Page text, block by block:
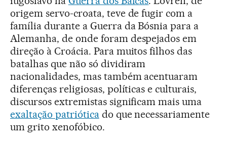
origem servo-croata, teve de fugir com a
família durante a Guerra da Bósnia para a
Alemanha, de onde foram despejados em
direção à Croácia. Para muitos filhos das
batalhas que não só dividiram
nacionalidades, mas também acentuaram
diferenças religiosas, políticas e culturais,
discursos extremistas significam mais uma
exaltação patrióticado que necessariamente
um grito xenofóbico.